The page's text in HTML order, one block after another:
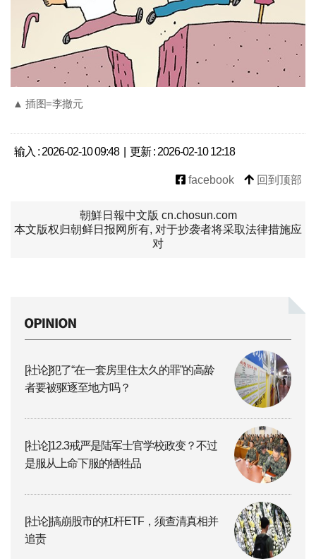
▲ 插图=李撤元
输入 : 2026-02-10 09:48 | 更新 : 2026-02-10 12:18
facebook 回到顶部
朝鮮日報中文版 cn.chosun.com
本文版权归朝鲜日报网所有, 对于抄袭者将采取法律措施应
对
[社论]犯了“在一套房里住太久的罪”的高龄
者要被驱逐至地方吗？
[社论]12.3戒严是陆军士官学校政变？不过
是服从上命下服的牺牲品
[社论]搞崩股市的杠杆ETF，须查清真相并
追责